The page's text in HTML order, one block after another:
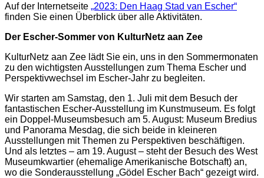
Auf der Internetseite „2023: Den Haag Stad van Escher“
finden Sie einen Überblick über alle Aktivitäten.
Der Escher-Sommer von KulturNetz aan Zee
KulturNetz aan Zee lädt Sie ein, uns in den Sommermonaten
zu den wichtigsten Ausstellungen zum Thema Escher und
Perspektivwechsel im Escher-Jahr zu begleiten.
Wir starten am Samstag, den 1. Juli mit dem Besuch der
fantastischen Escher-Ausstellung im Kunstmuseum. Es folgt
ein Doppel-Museumsbesuch am 5. August: Museum Bredius
und Panorama Mesdag, die sich beide in kleineren
Ausstellungen mit Themen zu Perspektiven beschäftigen.
Und als letztes – am 19. August – steht der Besuch des West
Museumkwartier (ehemalige Amerikanische Botschaft) an,
wo die Sonderausstellung „Gödel Escher Bach“ gezeigt wird.